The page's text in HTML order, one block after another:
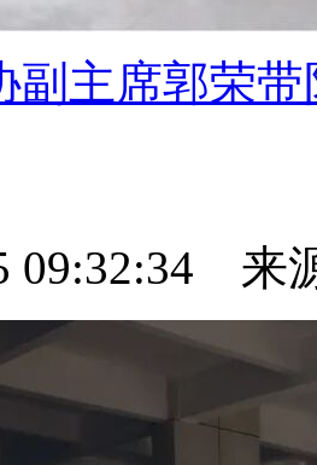
副主席郭荣
09:32:34 来